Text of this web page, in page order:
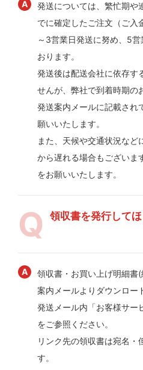
発送については、繁忙期や
でに確定したご注文（ご入
～3営業日発送に努め、5
おります。
発送後は配送会社に依存す
せんが、弊社で到着時期の
発送案内メールに記載され
願いいたします。
また、天候や交通状況な
から遅れる場合もございま
をお願いいたします。
領収書を発行して
領収書・お買い上げ明細書
案内メールよりダウンロー
発送メール内「お客様サー
をご参照ください。
リンク先の領収書は宛名
す。